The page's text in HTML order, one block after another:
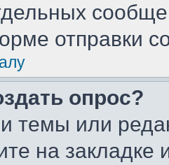
отправки
опрос?
темы или
на